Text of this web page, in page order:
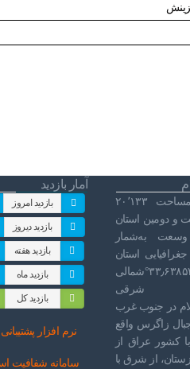
با مساحت ۲۰٬۱۳۳
و دومین استان
به‌شمار
استان
ایلام ۳۳٫۶۳۸۵۳۱°شمالی
شرقی
در جنوب غرب
زاگرس واقع
کشور عراق از
از شرق با
آمار بازدید
بازدید امروز
بازدید دیروز
بازدید هفته
بازدید ماه
بازدید کل
نرم افزار
سامانه شفافیت